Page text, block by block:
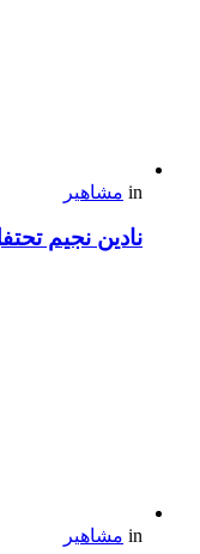
in مشاهير
نادين نجيم
in مشاهير